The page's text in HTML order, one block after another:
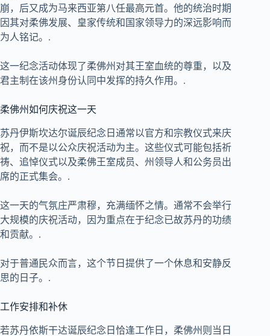
崩，后又成为马来西亚第八任最高元首。他的统治时期
因其对柔佛发展、皇家传统和国家领导力的深远影响而
为人铭记。.
这一纪念活动体现了柔佛州对其王室血统的尊重，以及
君主制在该州身份认同中发挥的持久作用。.
柔佛州如何庆祝这一天
苏丹伊斯坎达尔诞辰纪念日通常以官方和宗教仪式来庆
祝，而不是以公众庆祝活动为主。这些仪式可能包括祈
祷、追悼仪式以及柔佛王室成员、州领导人和公务员出
席的正式集会。.
这一天的气氛庄严肃穆，充满缅怀之情。通常不会举行
大规模的庆祝活动，因为重点在于纪念已故苏丹的功绩
和贡献。.
对于普通民众而言，这个节日提供了一个休息和安静反
思的日子。.
工作安排和补休
若苏丹依斯干达诞辰纪念日恰逢工作日，柔佛州则当日